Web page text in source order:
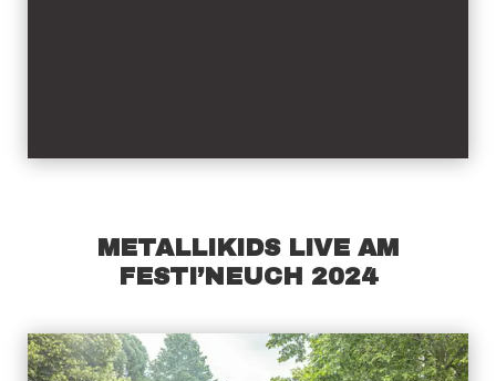
METALLIKIDS LIVE AM
FESTI’NEUCH 2024